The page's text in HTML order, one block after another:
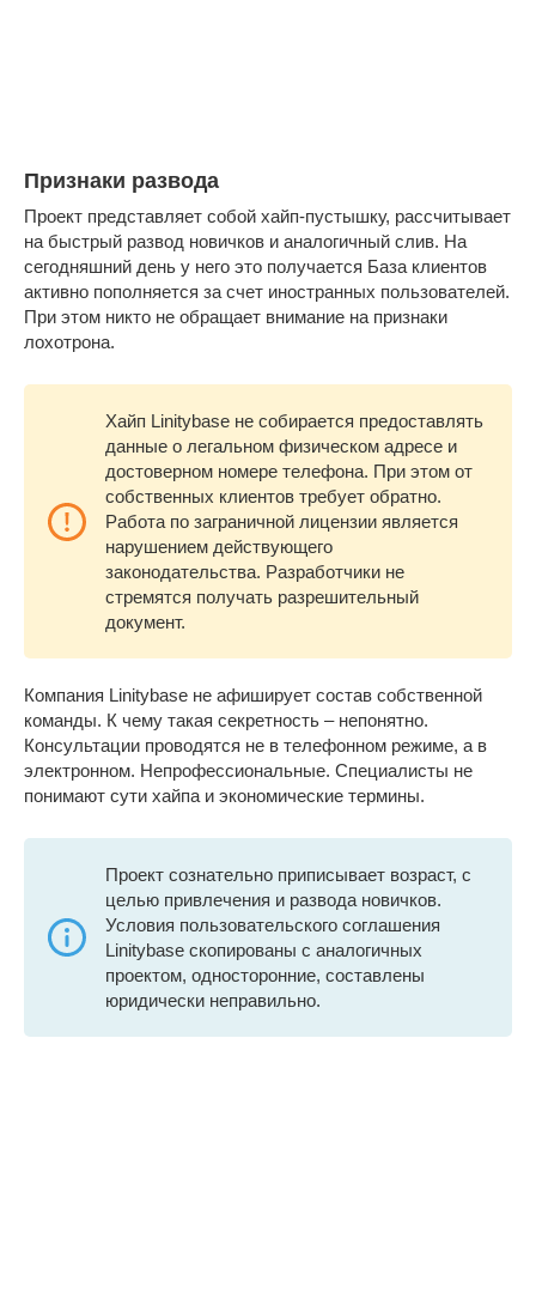
Признаки развода
Проект представляет собой хайп-пустышку, рассчитывает
на быстрый развод новичков и аналогичный слив. На
сегодняшний день у него это получается База клиентов
активно пополняется за счет иностранных пользователей.
При этом никто не обращает внимание на признаки
лохотрона.
Хайп Linitybase не собирается предоставлять
данные о легальном физическом адресе и
достоверном номере телефона. При этом от
собственных клиентов требует обратно.
Работа по заграничной лицензии является
нарушением действующего
законодательства. Разработчики не
стремятся получать разрешительный
документ.
Компания Linitybase не афиширует состав собственной
команды. К чему такая секретность – непонятно.
Консультации проводятся не в телефонном режиме, а в
электронном. Непрофессиональные. Специалисты не
понимают сути хайпа и экономические термины.
Проект сознательно приписывает возраст, с
целью привлечения и развода новичков.
Условия пользовательского соглашения
Linitybase скопированы с аналогичных
проектом, односторонние, составлены
юридически неправильно.